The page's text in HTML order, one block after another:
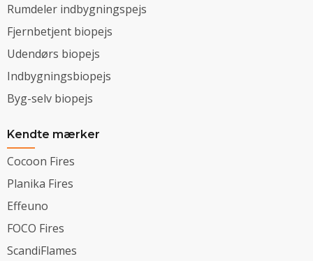
Rumdeler indbygningspejs
Fjernbetjent biopejs
Udendørs biopejs
Indbygningsbiopejs
Byg-selv biopejs
Kendte mærker
Cocoon Fires
Planika Fires
Effeuno
FOCO Fires
ScandiFlames